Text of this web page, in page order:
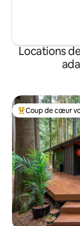
Locations
Coups de cœur
Coup de cœur